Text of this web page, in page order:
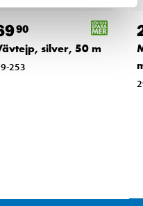
90
silver, 50 m
253